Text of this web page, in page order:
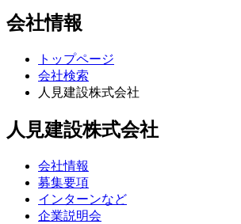
会社情報
トップページ
会社検索
人見建設株式会社
人見建設株式会社
会社情報
募集要項
インターンなど
企業説明会